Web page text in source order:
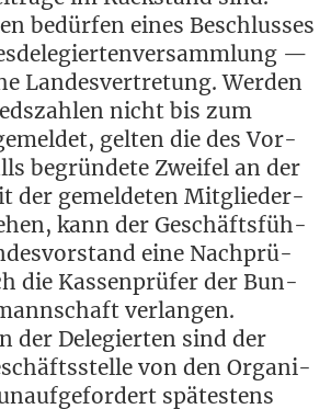
bedür­fen eines Beschlus­ses
—
Lan­des­ver­tre­tung. Wer­den
nicht bis zum
gel­ten die des Vor­
begrün­de­te Zwei­fel an der
der gemel­de­ten Mit­glie­der­
kann der Geschäfts­füh­
eine Nach­prü­
die Kas­sen­prü­fer der Bun­
verlangen.
der Dele­gier­ten sind der
von den Orga­ni­
spä­tes­tens